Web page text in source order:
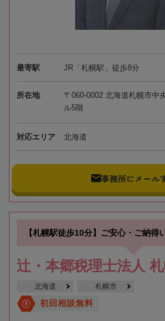
最寄駅 JR「札幌駅」徒歩8分
所在地
〒060-0002 北海道札幌市中
ル5階
対応エリア 北海道
事務所にメール
【札幌駅徒歩10分】ご安心・ご納得
辻・本郷税理士法人
北海道 札幌市
初回相談無料